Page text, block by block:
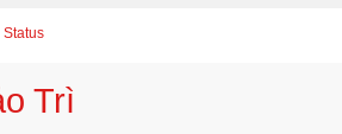
Trì